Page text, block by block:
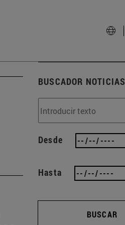
BUSCADOR NOTICIAS
Desde
Hasta
BUSCAR